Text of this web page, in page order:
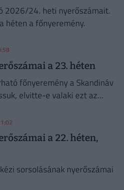
2026/24. heti nyerőszámait.
héten a főnyeremény.
a 23. héten
főnyeremény a Skandináv
elvitte-e valaki ezt az
a 22. héten,
sorsolásának nyerőszámai